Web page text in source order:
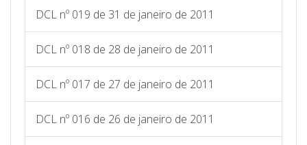
DCL nº 019 de 31 de janeiro de 2011
DCL nº 018 de 28 de janeiro de 2011
DCL nº 017 de 27 de janeiro de 2011
DCL nº 016 de 26 de janeiro de 2011